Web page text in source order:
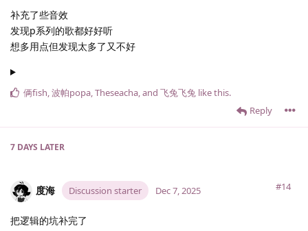
补充了些音效
发现p系列的歌都好好听
想多用点但发现太多了又不好
Reply
俩fish,波帕popa,Theseacha, and 飞兔飞兔 like this.
7 DAYS LATER
度海 Discussion starter #14
Dec 7, 2025
把逻辑的坑补完了